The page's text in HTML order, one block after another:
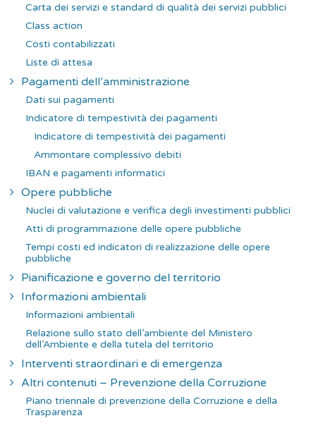
Carta dei servizi e standard di qualità dei servizi pubblici
Class action
Costi contabilizzati
Liste di attesa
Pagamenti dell’amministrazione
Dati sui pagamenti
Indicatore di tempestività dei pagamenti
Indicatore di tempestività dei pagamenti
Ammontare complessivo debiti
IBAN e pagamenti informatici
Opere pubbliche
Nuclei di valutazione e verifica degli investimenti pubblici
Atti di programmazione delle opere pubbliche
Tempi costi ed indicatori di realizzazione delle opere
pubbliche
Pianificazione e governo del territorio
Informazioni ambientali
Informazioni ambientali
Relazione sullo stato dell’ambiente del Ministero
dell’Ambiente e della tutela del territorio
Interventi straordinari e di emergenza
Altri contenuti – Prevenzione della Corruzione
Piano triennale di prevenzione della Corruzione e della
Trasparenza